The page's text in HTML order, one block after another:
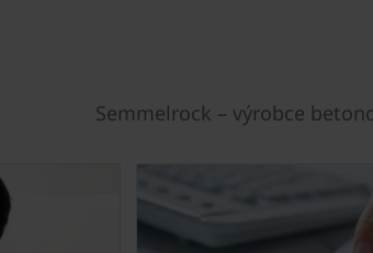
Semmelrock – výrobce